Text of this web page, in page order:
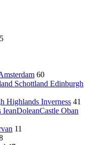
60
Schottland Edinburgh
Highlands Inverness 41
IeanDoleanCastle Oban
11